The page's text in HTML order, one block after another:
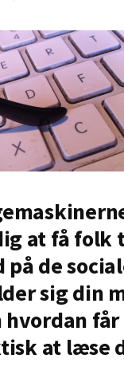
at få folk
de
sig din
hvordan
at læse